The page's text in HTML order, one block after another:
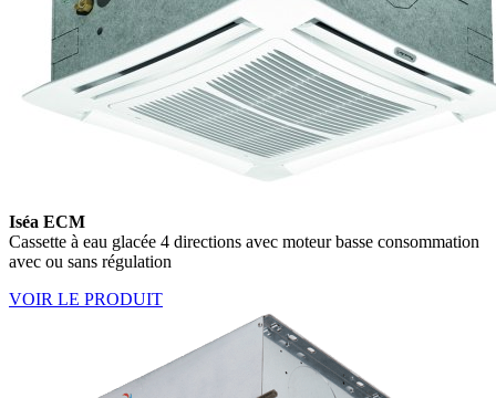
Iséa ECM
Cassette à eau glacée 4 directions avec moteur basse consommation
avec ou sans régulation
VOIR LE PRODUIT